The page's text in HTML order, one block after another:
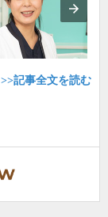
>>記事全文を読む